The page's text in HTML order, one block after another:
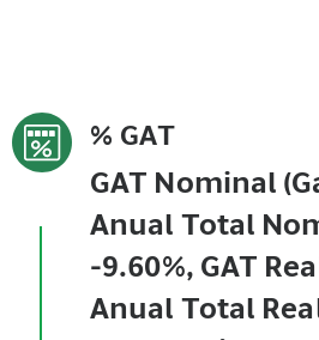
% GAT
GAT Nominal
Anual Total
-9.60%, GAT
Anual Total